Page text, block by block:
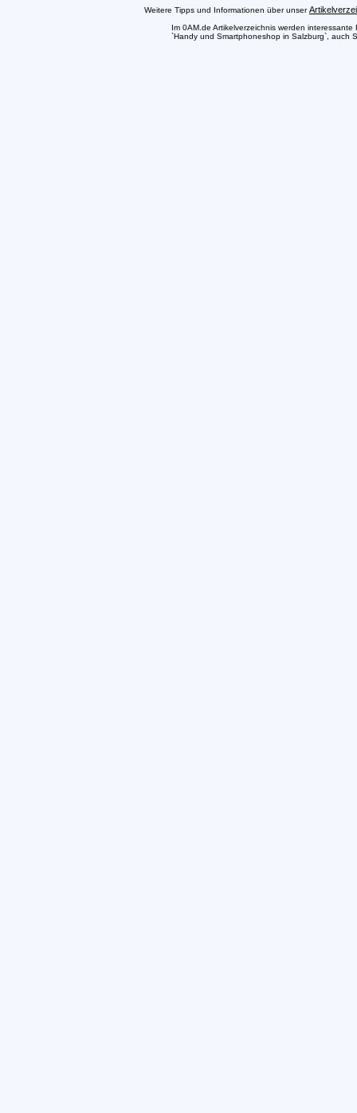
Weitere Tipps und Informationen über unser
Im 0AM.de Artikelverzeichnis werden
`Handy und Smartphoneshop in Salzburg`, auch